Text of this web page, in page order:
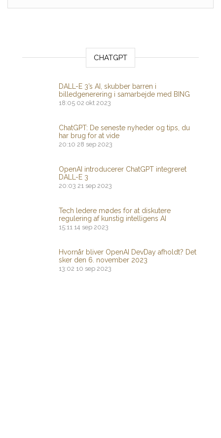
CHATGPT
DALL-E 3’s AI, skubber barren i
billedgenerering i samarbejde med BING
18:05 02 okt 2023
ChatGPT: De seneste nyheder og tips, du
har brug for at vide
20:10 28 sep 2023
OpenAI introducerer ChatGPT integreret
DALL-E 3
20:03 21 sep 2023
Tech ledere mødes for at diskutere
regulering af kunstig intelligens AI
15:11 14 sep 2023
Hvornår bliver OpenAI DevDay afholdt? Det
sker den 6. november 2023
13:02 10 sep 2023